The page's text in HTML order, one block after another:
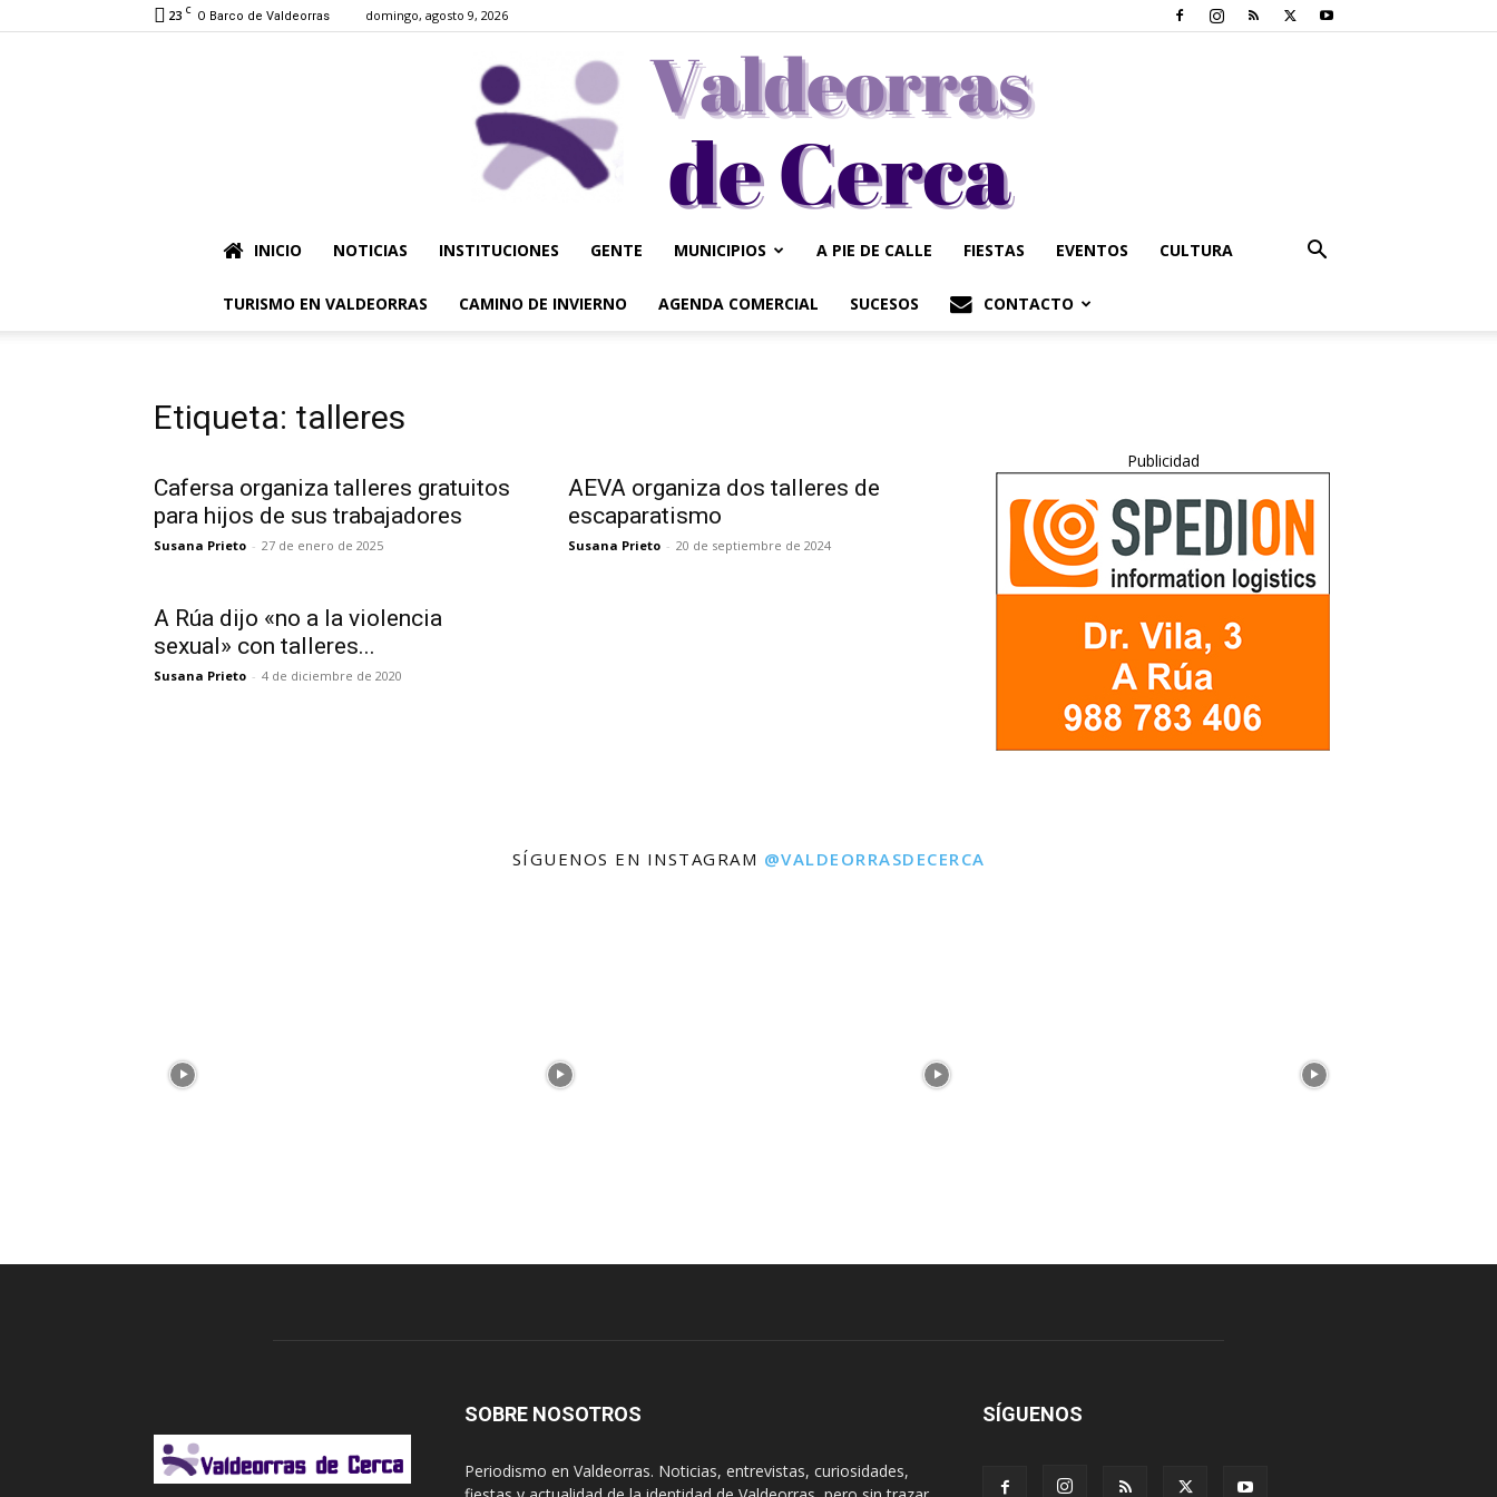
23 C O Barco de Valdeorras domingo, agosto 9, 2026
Valdeorrasdecerca
INICIO NOTICIAS INSTITUCIONES GENTE MUNICIPIOS A PIE DE CALLE FIESTAS EVENTOS CULTURA
TURISMO EN VALDEORRAS CAMINO DE INVIERNO AGENDA COMERCIAL SUCESOS CONTACTO
Etiqueta: talleres
Cafersa organiza talleres gratuitos
para hijos de sus trabajadores
Susana Prieto - 27 de enero de 2025
AEVA organiza dos talleres de
escaparatismo
Susana Prieto - 20 de septiembre de 2024
A Rúa dijo «no a la violencia
sexual» con talleres...
Susana Prieto - 4 de diciembre de 2020
Publicidad
SÍGUENOS EN INSTAGRAM @VALDEORRASDECERCA
SOBRE NOSOTROS
Periodismo en Valdeorras. Noticias, entrevistas, curiosidades,
SÍGUENOS